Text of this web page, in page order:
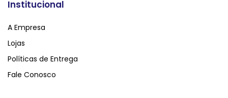
Institucional
A Empresa
Lojas
Políticas de Entrega
Fale Conosco